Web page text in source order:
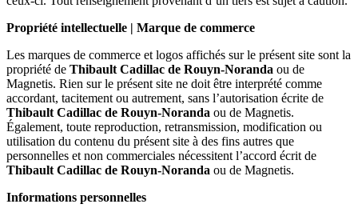
Propriété intellectuelle | Marque de commerce
Les marques de commerce et logos affichés sur le présent site sont la
propriété de Thibault Cadillac de Rouyn-Noranda ou de
Magnetis. Rien sur le présent site ne doit être interprété comme
accordant, tacitement ou autrement, sans l’autorisation écrite de
Thibault Cadillac de Rouyn-Noranda ou de Magnetis.
Également, toute reproduction, retransmission, modification ou
utilisation du contenu du présent site à des fins autres que
personnelles et non commerciales nécessitent l’accord écrit de
Thibault Cadillac de Rouyn-Noranda ou de Magnetis.
Informations personnelles